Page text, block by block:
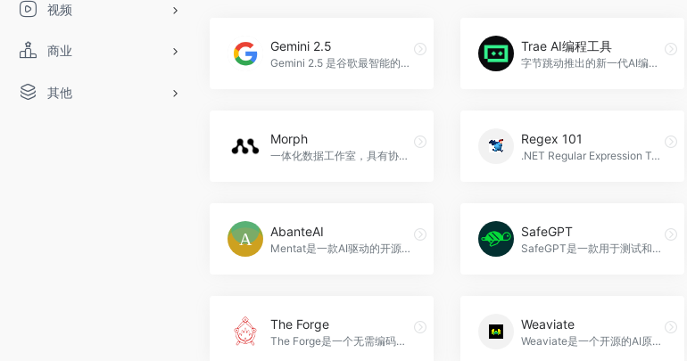
视频
商业
其他
Gemini 2.5
Gemini 2.5 是谷歌最智能的 AI 模型，具备推理能力。
Trae AI编程工具
字节跳动推出的新一代AI编程工具（完全免费），Trae AI编程工具官网入口网址
Morph
一体化数据工作室，具有协作工作流、AI辅助数据管理，Morph官网入口网址
Regex 101
.NET Regular Expression Tester and Reference是一个功能强大的工具，用于测试和参考.NET正则表达式。它提供了实时高亮显示、代码生成、代码自动完成、性能测试等多种功能，适用于开发人员验证和调试正则表达式，集成正则表达式功能到应用程序中，以及优化正则表达式的性能，Regex 101官网入口网址
AbanteAI
Mentat是一款AI驱动的开源编码助手，利用GPT-4模型为您自动生成代码，提高编码效率和准确性，AbanteAI官网入口网址
SafeGPT
SafeGPT是一款用于测试和监控大型语言模型应用的工具，帮助开发者避免幻觉、偏见和安全问题，提高应用程序的性能和安全性，SafeGPT官网入口网址
The Forge
The Forge是一个无需编码即可创建、共享和赚钱的人工智能应用程序的平台。它使您能够轻松地将想法转化为产品，无论是为个人使用，与朋友分享还是在我们的市场上赚钱，The Forge官网入口网址
Weaviate
Weaviate是一个开源的AI原生向量数据库，帮助开发人员创建直观可靠的AI应用程序。它提供了自动化数据清理、混合搜索和检索增强生成等功能，适用于广告生成和文章搜索等应用场景，Weaviate官网入口网址